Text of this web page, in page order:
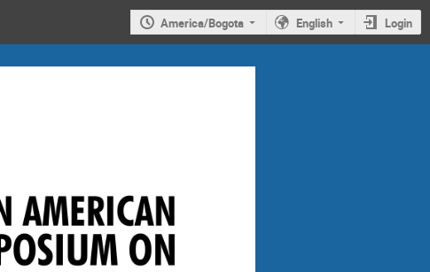
America/Bogota English Login